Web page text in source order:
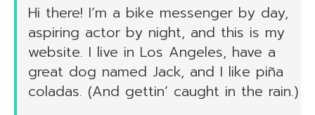
Hi there! I’m a bike messenger by day,
aspiring actor by night, and this is my
website. I live in Los Angeles, have a
great dog named Jack, and I like piña
coladas. (And gettin’ caught in the rain.)